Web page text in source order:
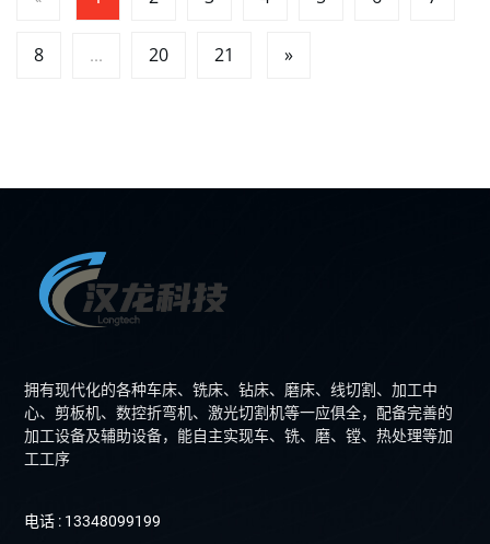
8 ... 20 21 »
拥有现代化的各种车床、铣床、钻床、磨床、线切割、加工中
心、剪板机、数控折弯机、激光切割机等一应俱全，配备完善的
加工设备及辅助设备，能自主实现车、铣、磨、镗、热处理等加
工工序
电话 : 13348099199